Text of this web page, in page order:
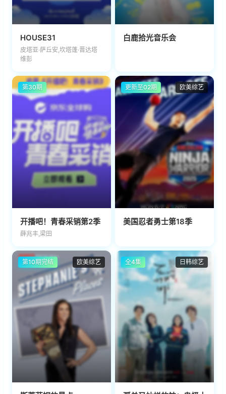
HOUSE31
皮塔亚·萨丘安,坎塔蓬·晋达塔
维彭
白鹿拾光音乐会
第30期
开播吧！青春采销第2季
薛兆丰,梁田
欧美综艺
更新至02期
美国忍者勇士第18季
欧美综艺
第10期完结 日韩综艺
全4集